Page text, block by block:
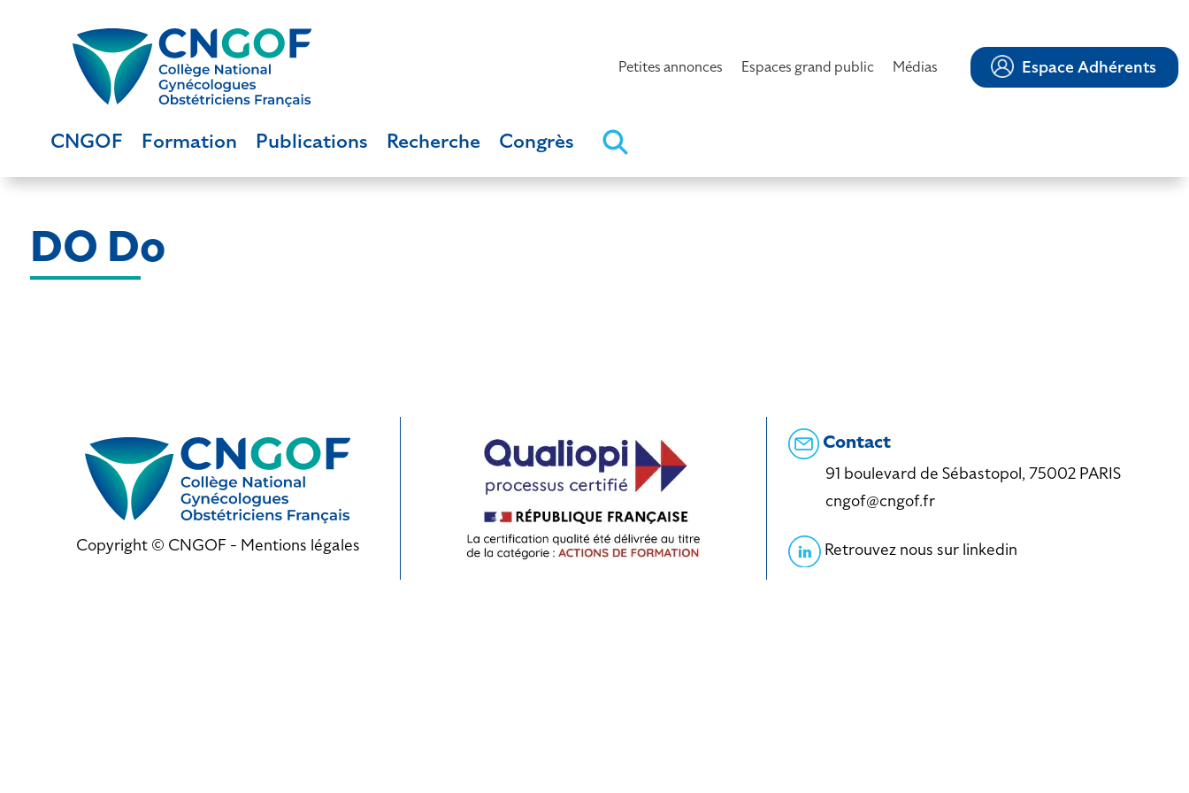
Petites annonces Espaces grand public Médias Espace Adhérents
CNGOF Formation Publications Recherche Congrès
DO Do
Copyright © CNGOF - Mentions légales
Contact
91 boulevard de Sébastopol, 75002 PARIS
cngof@cngof.fr
Retrouvez nous sur linkedin